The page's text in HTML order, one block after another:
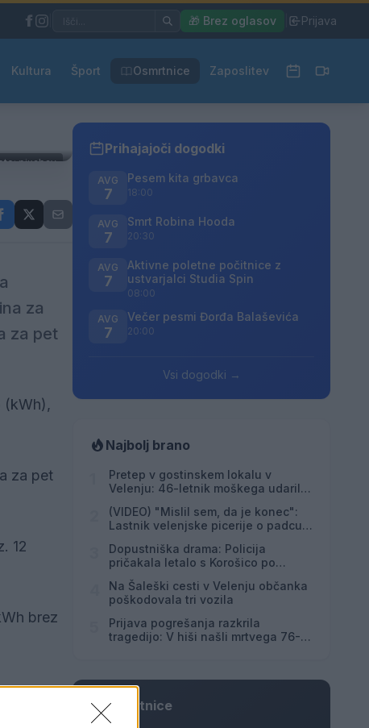
🎁 Brez oglasov Prijava
Kultura Šport Osmrtnice Zaposlitev
pixabay
za
za pet
(kWh),
za pet
12
brez
Prihajajoči dogodki
AVG
7
Pesem kita grbavca
18:00
AVG
7
Smrt Robina Hooda
20:30
AVG
7
Aktivne poletne počitnice z
ustvarjalci Studia Spin
08:00
AVG
7
Večer pesmi Đorđa Balaševića
20:00
Vsi dogodki →
Najbolj brano
Pretep v gostinskem lokalu v
Velenju: 46-letnik moškega udaril s
(VIDEO) "Mislil sem, da je konec":
Lastnik velenjske picerije o padcu s
Dopustniška drama: Policija
pričakala letalo s Korošico po
Na Šaleški cesti v Velenju občanka
poškodovala tri vozila
Prijava pogrešanja razkrila
tragedijo: V hiši našli mrtvega 76-
Osmrtnice